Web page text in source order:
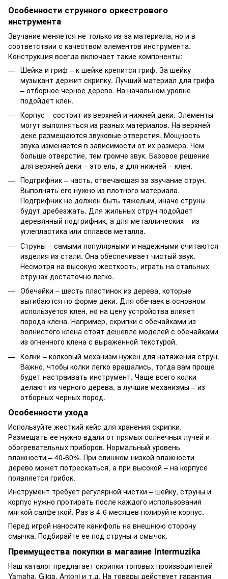
Особенности струнного оркестрового
инструмента
Звучание меняется не только из-за материала, но и в
соответствии с качеством элементов инструмента.
Конструкция всегда включает такие компоненты:
Шейка и гриф – к шейке крепится гриф. За шейку
музыкант держит скрипку. Лучший материал для грифа
– отборное черное дерево. На начальном уровне
подойдет клен.
Корпус – состоит из верхней и нижней деки. Элементы
могут выполняться из разных материалов. На верхней
деке размещаются звуковые отверстия. Мощность
звука изменяется в зависимости от их размера. Чем
больше отверстие, тем громче звук. Базовое решение
для верхней деки – это ель, а для нижней – клен.
Подгрифник – часть, отвечающая за звучание струн.
Выполнять его нужно из плотного материала.
Подгрифник не должен быть тяжелым, иначе струны
будут дребезжать. Для жильных струн подойдет
деревянный подгрифник, а для металлических – из
углепластика или сплавов металла.
Струны – самыми популярными и надежными считаются
изделия из стали. Она обеспечивает чистый звук.
Несмотря на высокую жесткость, играть на стальных
струнах достаточно легко.
Обечайки – шесть пластинок из дерева, которые
выгибаются по форме деки. Для обечаек в основном
используется клен, но на цену устройства влияет
порода клена. Например, скрипки с обечайками из
волнистого клена стоят дешевле моделей с обечайками
из огненного клена с выраженной текстурой.
Колки – колковый механизм нужен для натяжения струн.
Важно, чтобы колки легко вращались, тогда вам проще
будет настраивать инструмент. Чаще всего колки
делают из черного дерева, а лучшие механизмы – из
отборных черных пород.
Особенности ухода
Используйте жесткий кейс для хранения скрипки.
Размещать ее нужно вдали от прямых солнечных лучей и
обогревательных приборов. Нормальный уровень
влажности – 40-60%. При слишком низкой влажности
дерево может потрескаться, а при высокой – на корпусе
появляется грибок.
Инструмент требует регулярной чистки – шейку, струны и
корпус нужно протирать после каждого использования
мягкой салфеткой. Раз в 4-6 месяцев полируйте корпус.
Перед игрой наносите канифоль на внешнюю сторону
смычка. Подбирайте ее под струны и смычок.
Преимущества покупки в магазине Intermuzika
Наш каталог предлагает скрипки топовых производителей –
Yamaha, Gliga, Antoni и т.д. На товары действует гарантия